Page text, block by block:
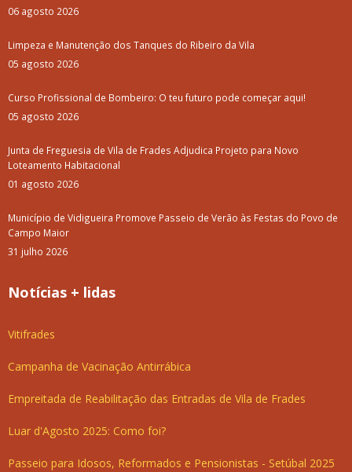
06 agosto 2026
Limpeza e Manutenção dos Tanques do Ribeiro da Vila
05 agosto 2026
Curso Profissional de Bombeiro: O teu futuro pode começar aqui!
05 agosto 2026
Junta de Freguesia de Vila de Frades Adjudica Projeto para Novo
Loteamento Habitacional
01 agosto 2026
Município de Vidigueira Promove Passeio de Verão às Festas do Povo de
Campo Maior
31 julho 2026
Notícias + lidas
Vitifrades
Campanha de Vacinação Antirrábica
Empreitada de Reabilitação das Entradas de Vila de Frades
Luar d'Agosto 2025: Como foi?
Passeio para Idosos, Reformados e Pensionistas - Setúbal 2025